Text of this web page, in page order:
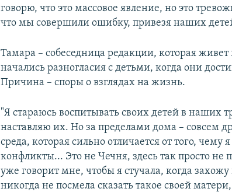
говорю, что это массовое явление, но это
что мы совершили ошибку, привезя наших
Тамара – собеседница редакции, которая живет
начались разногласия с детьми, когда они
Причина – споры о взглядах на жизнь.
"Я стараюсь воспитывать своих детей в наших
наставляю их. Но за пределами дома – совсем
среда, которая сильно отличается от того, чему
конфликты... Это не Чечня, здесь так просто
уже говорит мне, чтобы я стучала, когда
никогда не посмела сказать такое своей